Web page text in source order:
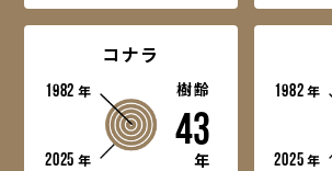
コナラ
1982年
2025年
樹齢
43
年
1982年
2025年